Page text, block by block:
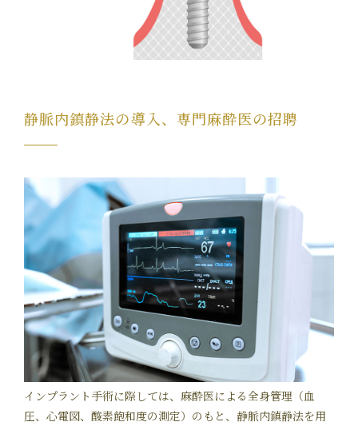
静脈内鎮静法の導入、専門麻酔医の招聘
インプラント手術に際しては、麻酔医による全身管理（血
圧、心電図、酸素飽和度の測定）のもと、静脈内鎮静法を用